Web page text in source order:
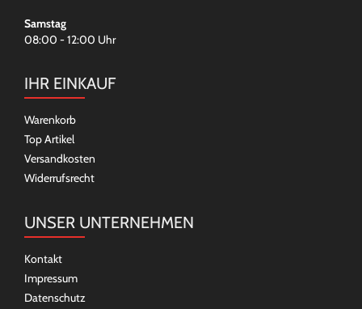
Samstag
08:00 - 12:00 Uhr
IHR EINKAUF
Warenkorb
Top Artikel
Versandkosten
Widerrufsrecht
UNSER UNTERNEHMEN
Kontakt
Impressum
Datenschutz